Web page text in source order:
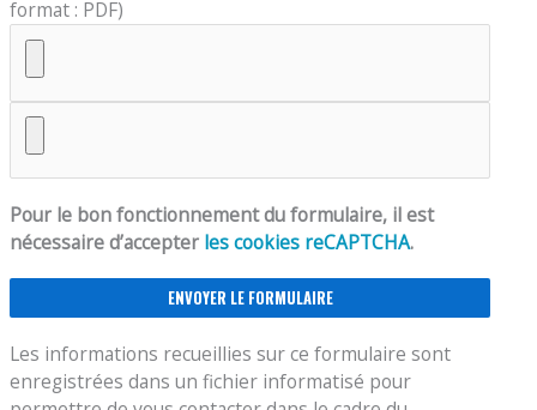
format : PDF)
Pour le bon fonctionnement du formulaire, il est
nécessaire d’accepter les cookies reCAPTCHA.
Les informations recueillies sur ce formulaire sont
enregistrées dans un fichier informatisé pour